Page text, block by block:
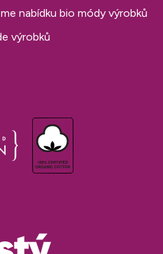
nabídku bio módy výrobků
výrobků